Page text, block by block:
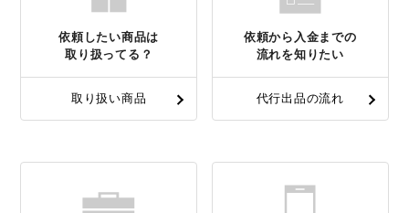
依頼したい商品は
取り扱ってる？
取り扱い商品
依頼から入金までの
流れを知りたい
代行出品の流れ